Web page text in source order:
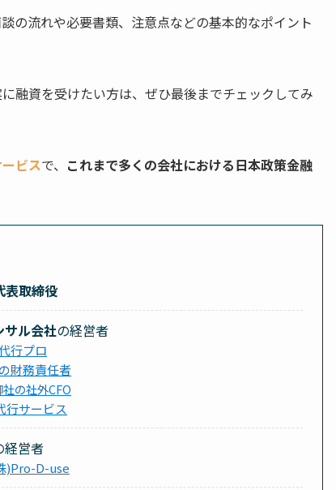
の流れや必要書類、注意点などの基本的なポイント
融資を受けたい方は、ぜひ最後までチェックしてみ
ビスで、 これまで多くの会社における日本政策金融
表取締役
サル会社の経営者
行プロ
財務責任者
社の社外CFO
行サービス
経営者
)Pro-D-use